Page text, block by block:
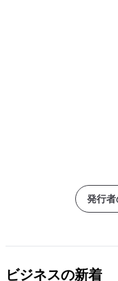
発行
ビジネスの新着